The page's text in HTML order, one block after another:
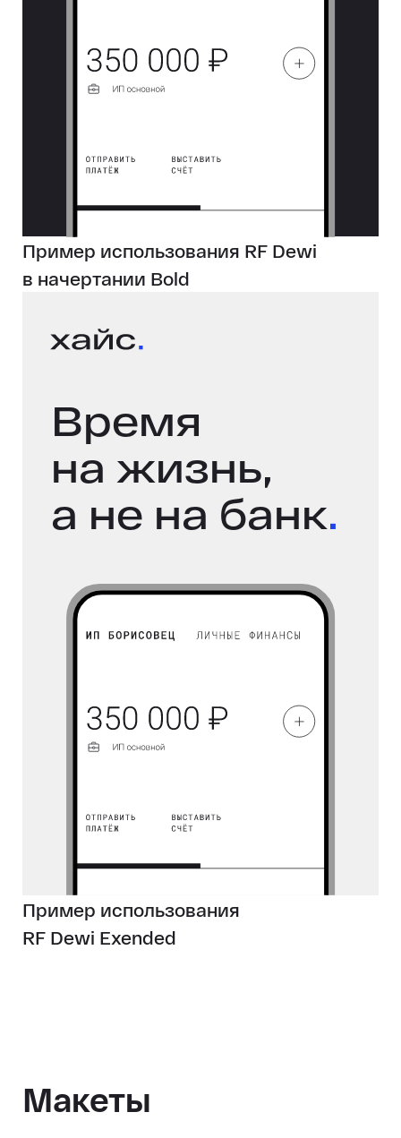
Пример использования RF Dewi
в начертании Bold
Время
на жизнь,
а не на банк.
Пример использования
RF Dewi Exended
Макеты